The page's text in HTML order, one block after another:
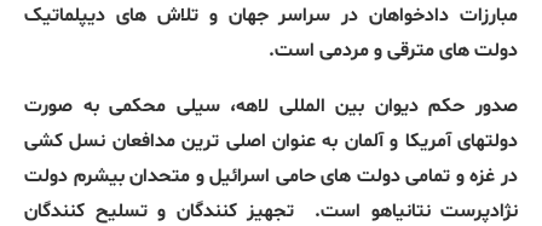
مبارزات دادخواهان در سراسر جهان و تلاش های دیپلماتیک
دولت های مترقی و مردمی است.
صدور حکم دیوان بین المللی لاهه، سیلی محکمی به صورت
دولتهای آمریکا و آلمان به عنوان اصلی ترین مدافعان نسل کشی
در غزه و تمامی دولت های حامی اسرائیل و متحدان بیشرم دولت
نژادپرست نتانیاهو است.
تجهیز کنندگان و تسلیح کنندگان